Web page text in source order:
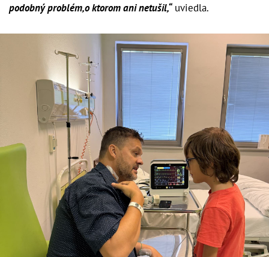
podobný problém,o ktorom ani netušil,“uviedla.